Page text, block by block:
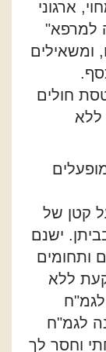
ארגוני
למרפא"
ומשאילים
חולים
ללא
קטן של
ישנם
ותחומים
ללא
לגמ"ח
לגמ"ח
וחסר לך